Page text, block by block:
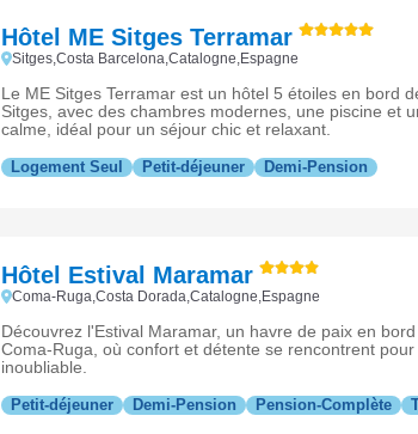
Hôtel ME Sitges Terramar
Sitges,Costa Barcelona,Catalogne,Espagne
Le ME Sitges Terramar est un hôtel 5 étoiles en bord
Sitges, avec des chambres modernes, une piscine et
calme, idéal pour un séjour chic et relaxant.
Logement Seul Petit-déjeuner Demi-Pension
Hôtel Estival Maramar
Coma-Ruga,Costa Dorada,Catalogne,Espagne
Découvrez l'Estival Maramar, un havre de paix en
Coma-Ruga, où confort et détente se rencontrent
inoubliable.
Petit-déjeuner Demi-Pension Pension-Complète